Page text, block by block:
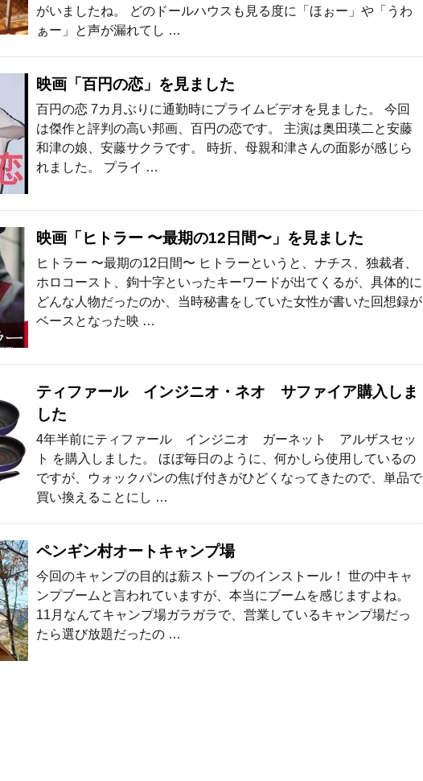
がいましたね。 どのドールハウスも見る度に「ほぉー」や「うわ
ぁー」と声が漏れてし …
映画「百円の恋」を見ました
百円の恋 7カ月ぶりに通勤時にプライムビデオを見ました。 今回
は傑作と評判の高い邦画、百円の恋です。 主演は奥田瑛二と安藤
和津の娘、安藤サクラです。 時折、母親和津さんの面影が感じら
れました。 プライ …
映画「ヒトラー 〜最期の12日間〜」を見ました
ヒトラー 〜最期の12日間〜 ヒトラーというと、ナチス、独裁者、
ホロコースト、鉤十字といったキーワードが出てくるが、具体的に
どんな人物だったのか、当時秘書をしていた女性が書いた回想録が
ベースとなった映 …
ティファール インジニオ・ネオ サファイア購入しま
した
4年半前にティファール インジニオ ガーネット アルザスセッ
ト を購入しました。 ほぼ毎日のように、何かしら使用しているの
ですが、ウォックパンの焦げ付きがひどくなってきたので、単品で
買い換えることにし …
ペンギン村オートキャンプ場
今回のキャンプの目的は薪ストーブのインストール！ 世の中キャ
ンプブームと言われていますが、本当にブームを感じますよね。
11月なんてキャンプ場ガラガラで、営業しているキャンプ場だっ
たら選び放題だったの …